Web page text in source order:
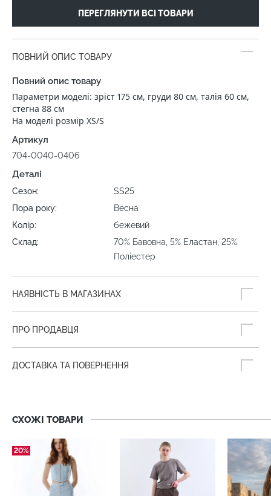
ПЕРЕГЛЯНУТИ ВСІ ТОВАРИ
ПОВНИЙ ОПИС ТОВАРУ
Повний опис товару
Параметри моделі: зріст 175 см, груди 80 см, талія 60 см,
стегна 88 см
На моделі розмір XS/S
Артикул
704-0040-0406
Деталі
Сезон:
SS25
Пора року:
Весна
Колір:
бежевий
Склад:
70% Бавовна, 5% Еластан, 25%
Поліестер
НАЯВНІСТЬ В МАГАЗИНАХ
ПРО ПРОДАВЦЯ
ДОСТАВКА ТА ПОВЕРНЕННЯ
СХОЖІ ТОВАРИ
20%